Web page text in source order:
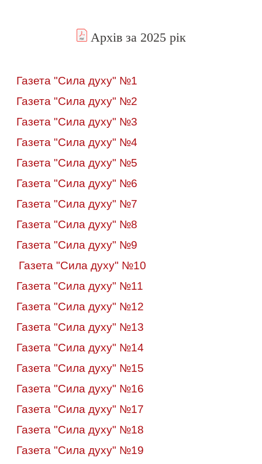
Архів за 2025 рік
Газета "Сила духу" №1
Газета "Сила духу" №2
Газета "Сила духу" №3
Газета "Сила духу" №4
Газета "Сила духу" №5
Газета "Сила духу" №6
Газета "Сила духу" №7
Газета "Сила духу" №8
Газета "Сила духу" №9
Газета "Сила духу" №10
Газета "Сила духу" №11
Газета "Сила духу" №12
Газета "Сила духу" №13
Газета "Сила духу" №14
Газета "Сила духу" №15
Газета "Сила духу" №16
Газета "Сила духу" №17
Газета "Сила духу" №18
Газета "Сила духу" №19